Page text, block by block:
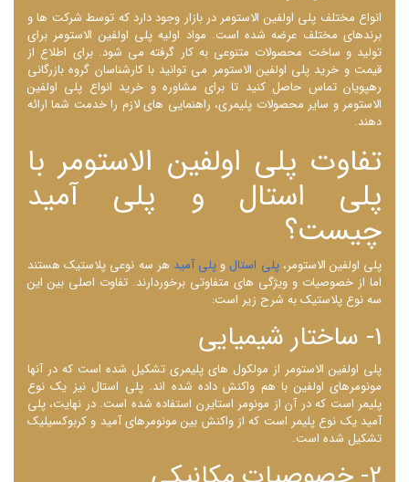
انواع مختلف پلی اولفین الاستومر در بازار وجود دارد که توسط شرکت ها و
برندهای مختلف عرضه شده است. مواد اولیه پلی اولفین الاستومر برای
تولید و ساخت محصولات متنوعی به کار گرفته می شود. برای اطلاع از
قیمت و خرید پلی اولفین الاستومر می توانید با کارشناسان گروه بازرگانی
رهپویان تماس حاصل کنید تا برای مشاوره و خرید انواع پلی اولفین
الاستومر و سایر محصولات پلیمری، راهنمایی های لازم را خدمت شما ارائه
دهند.
تفاوت پلی اولفین الاستومر با
پلی استال و پلی آمید
چیست؟
پلی اولفین الاستومر،پلی استال و پلی آمید هر سه نوعی پلاستیک هستند
اما از خصوصیات و ویژگی ‌های متفاوتی برخوردارند. تفاوت اصلی بین این
سه نوع پلاستیک به شرح زیر است:
1- ساختار شیمیایی
پلی اولفین الاستومر از مولکول ‌های پلیمری تشکیل شده است که در آنها
مونومرهای اولفین با هم واکنش داده شده ‌اند. پلی استال نیز یک نوع
پلیمر است که در آن از مونومر استایرن استفاده شده است. در نهایت، پلی
آمید یک نوع پلیمر است که از واکنش بین مونومرهای آمید و کربوکسیلیک
تشکیل شده است.